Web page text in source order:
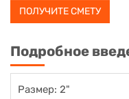
ПОЛУЧИТЕ СМЕТУ
Подробное
Размер: 2"